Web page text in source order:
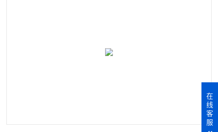
在
线
客
服